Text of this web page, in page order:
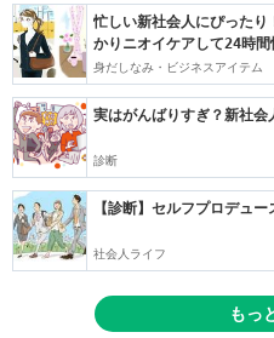
忙しい新社会人にぴった
かりニオイケアして24時間
身だしなみ・ビジネスアイテム
実はがんばりすぎ？新社会
診断
【診断】セルフプロデュ
社会人ライフ
もっ